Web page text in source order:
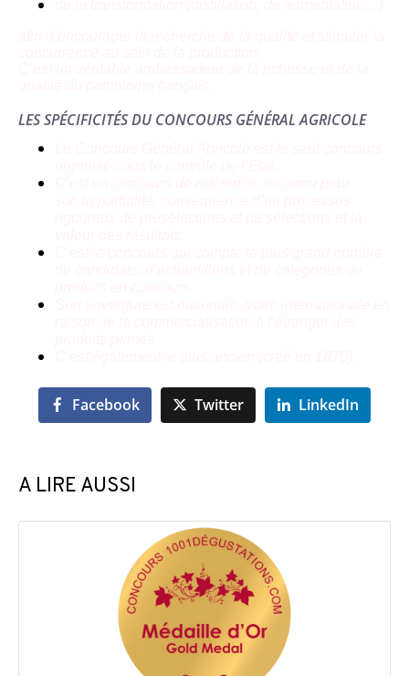
LES SPÉCIFICITÉS DU CONCOURS GÉNÉRAL AGRICOLE
Facebook Twitter LinkedIn
A LIRE AUSSI